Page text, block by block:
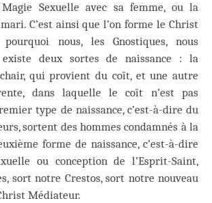
Sexuelle avec sa femme, ou la
C’est ainsi que l’on forme le Christ
nous, les Gnostiques, nous
deux sortes de naissance : la
qui provient du coït, et une autre
dans laquelle le coït n’est pas
type de naissance, c’est-à-dire du
sortent des hommes condamnés à la
forme de naissance, c’est-à-dire
ou conception de l’Esprit-Saint,
sort notre Crestos, sort notre nouveau
Médiateur.